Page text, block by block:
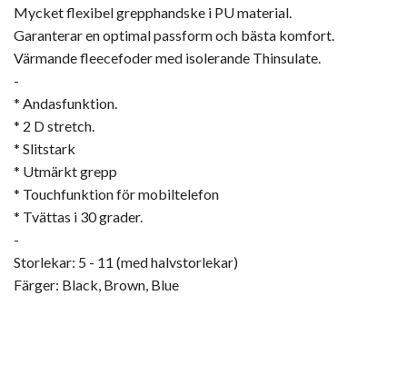
Mycket flexibel grepphandske i PU material.
Garanterar en optimal passform och bästa komfort.
Värmande fleecefoder med isolerande Thinsulate.
-
* Andasfunktion.
* 2 D stretch.
* Slitstark
* Utmärkt grepp
* Touchfunktion för mobiltelefon
* Tvättas i 30 grader.
-
Storlekar: 5 - 11 (med halvstorlekar)
Färger: Black, Brown, Blue